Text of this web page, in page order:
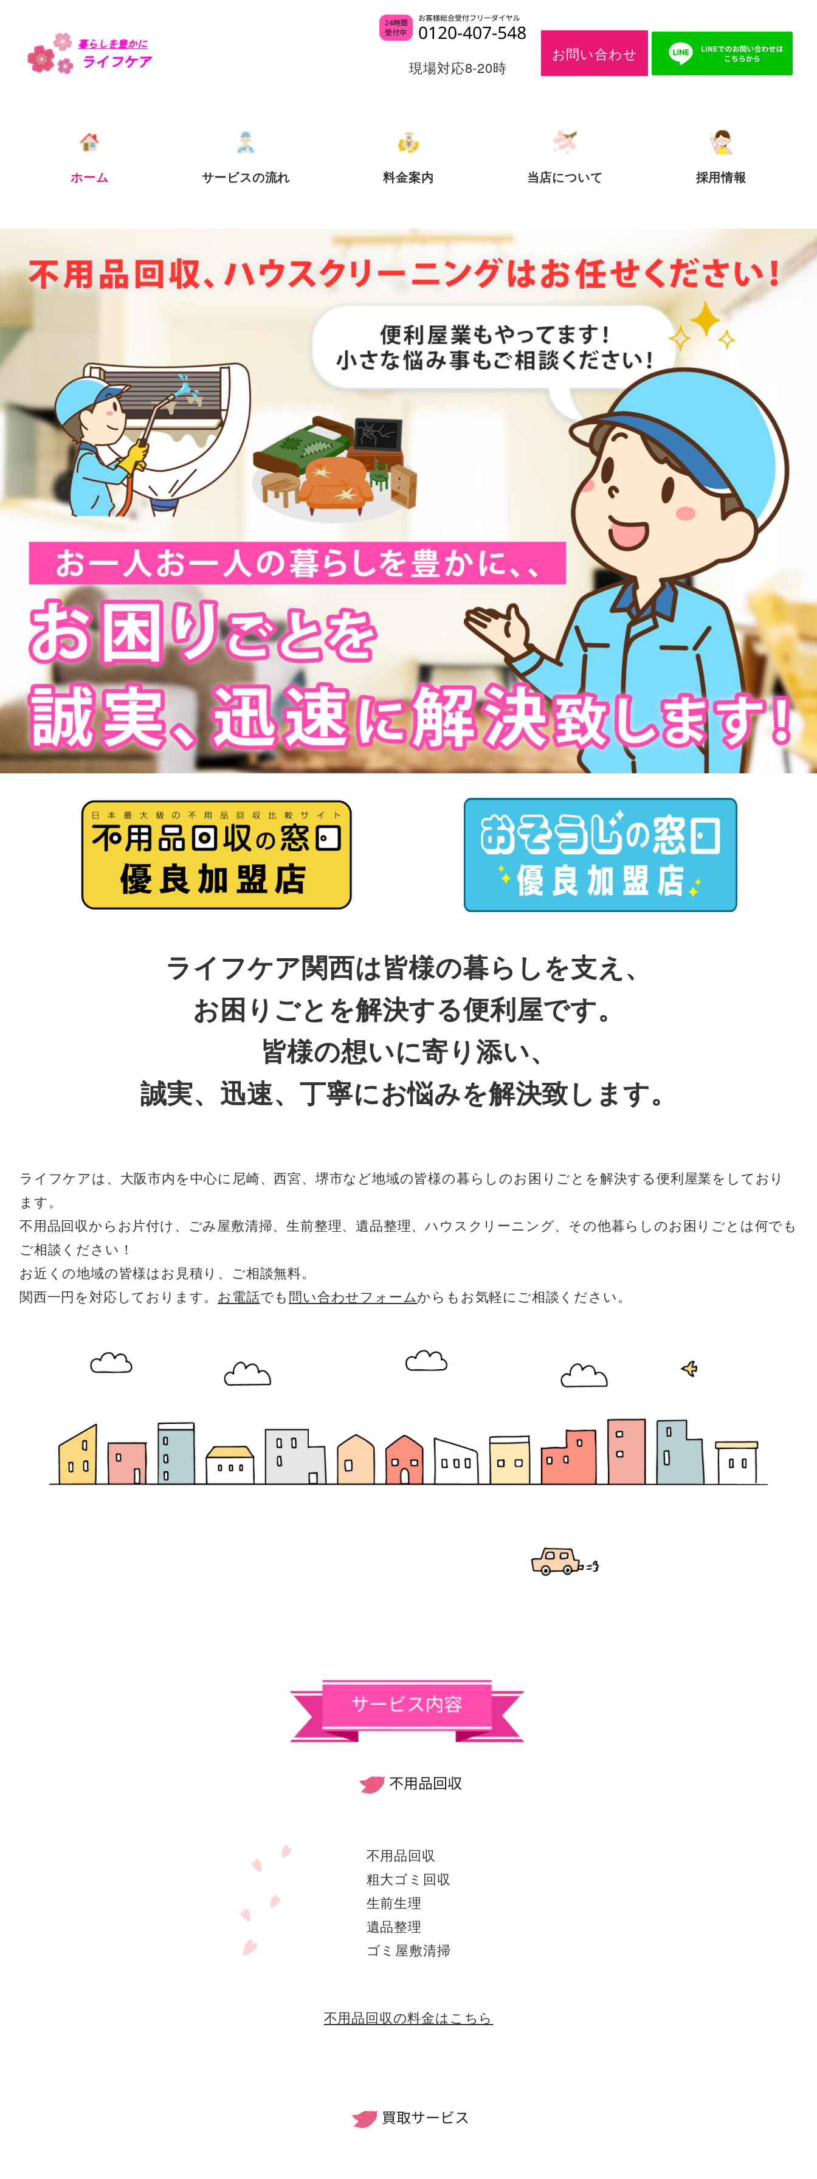
現場対応8-20時
お問い合わせ
ホーム サービスの流れ 料金案内 当店について 採用情報
ライフケア関西は皆様の暮らしを支え、
お困りごとを解決する便利屋です。
皆様の想いに寄り添い、
誠実、迅速、丁寧にお悩みを解決致します。
ライフケアは、大阪市内を中心に尼崎、西宮、堺市など地域の皆様の暮らしのお困りごとを解決する便利屋業をしており
ます。
不用品回収からお片付け、ごみ屋敷清掃、生前整理、遺品整理、ハウスクリーニング、その他暮らしのお困りごとは何でも
ご相談ください！
お近くの地域の皆様はお見積り、ご相談無料。
関西一円を対応しております。 お電話でも問い合わせフォームからもお気軽にご相談ください。
不用品回収
粗大ゴミ回収
生前生理
遺品整理
ゴミ屋敷清掃
不用品回収の料金はこちら